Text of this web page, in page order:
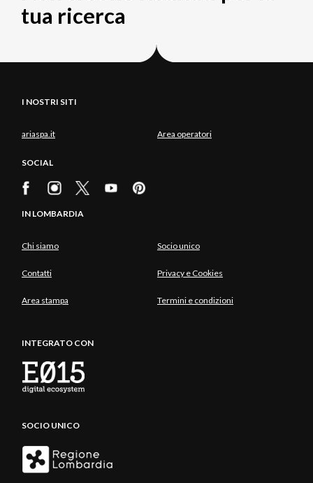
tua ricerca
I NOSTRI SITI
ariaspa.it Area operatori
SOCIAL
IN LOMBARDIA
Chi siamo Socio unico
Contatti Privacy e Cookies
Area stampa Termini e condizioni
INTEGRATO CON
SOCIO UNICO